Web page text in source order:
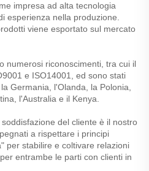
impresa ad alta tecnologia
esperienza nella produzione.
viene esportato sul mercato
numerosi riconoscimenti, tra cui il
e ISO14001, ed sono stati
Germania, l'Olanda, la Polonia,
l'Australia e il Kenya.
del cliente è il nostro
a rispettare i principi
per stabilire e coltivare relazioni
entrambe le parti con clienti in